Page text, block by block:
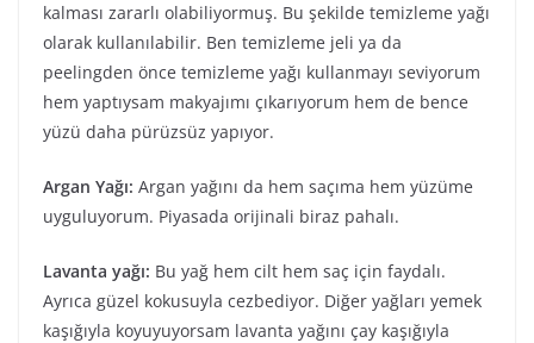
kalması zararlı olabiliyormuş. Bu şekilde temizleme yağı
olarak kullanılabilir. Ben temizleme jeli ya da
peelingden önce temizleme yağı kullanmayı seviyorum
hem yaptıysam makyajımı çıkarıyorum hem de bence
yüzü daha pürüzsüz yapıyor.
Argan Yağı: Argan yağını da hem saçıma hem yüzüme
uyguluyorum. Piyasada orijinali biraz pahalı.
Lavanta yağı: Bu yağ hem cilt hem saç için faydalı.
Ayrıca güzel kokusuyla cezbediyor. Diğer yağları yemek
kaşığıyla koyuyuyorsam lavanta yağını çay kaşığıyla